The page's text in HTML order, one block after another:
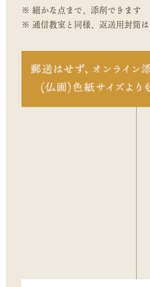
細かな点まで、添削できます
通信教室と同様、返送用封筒